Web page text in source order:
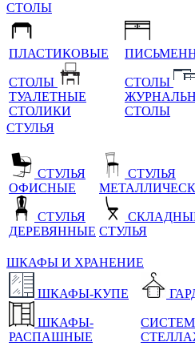
СТОЛЫ
ПЛАСТИКОВЫЕ
СТОЛЫ
ТУАЛЕТНЫЕ
СТОЛИКИ
СТОЛЫ
СТОЛЫ
СТУЛЬЯ
СТУЛЬЯ
ОФИСНЫЕ
СТУЛЬЯ
ДЕРЕВЯННЫЕ
СТУЛЬЯ
СТУЛЬЯ
ШКАФЫ И ХРАНЕНИЕ
ШКАФЫ-КУПЕ
ШКАФЫ-
РАСПАШНЫЕ